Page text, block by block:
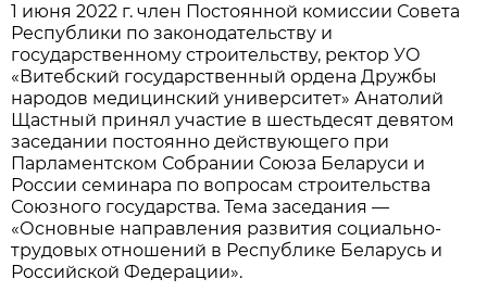
1 июня 2022 г. член Постоянной комиссии Совета
Республики по законодательству и
государственному строительству, ректор УО
«Витебский государственный ордена Дружбы
народов медицинский университет» Анатолий
Щастный принял участие в шестьдесят девятом
заседании постоянно действующего при
Парламентском Собрании Союза Беларуси и
России семинара по вопросам строительства
Союзного государства. Тема заседания —
«Основные направления развития социально-
трудовых отношений в Республике Беларусь и
Российской Федерации».